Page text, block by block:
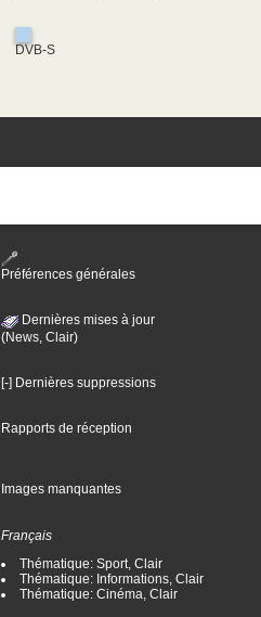
DVB-S
Préférences générales
Dernières mises à jour
(News, Clair)
[-] Dernières suppressions
Rapports de réception
Images manquantes
Français
Thématique: Sport, Clair
Thématique: Informations, Clair
Thématique: Cinéma, Clair